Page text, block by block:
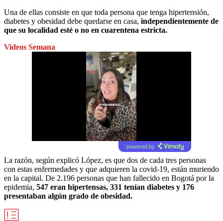
Una de ellas consiste en que toda persona que tenga hipertensión,
diabetes y obesidad debe quedarse en casa, independientemente de
que su localidad esté o no en cuarentena estricta.
Videos Semana
powered by
La razón, según explicó López, es que dos de cada tres personas
con estas enfermedades y que adquieren la covid-19, están muriendo
en la capital. De 2.196 personas que han fallecido en Bogotá por la
epidemia, 547 eran hipertensas, 331 tenían diabetes y 176
presentaban algún grado de obesidad.